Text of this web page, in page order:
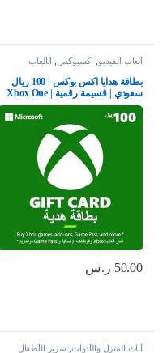
ألعاب الفيديو اكسبوكس الألعاب
بطاقة هدايا اكس بوكس | 100 ريال
سعودي | قسيمة رقمية | Xbox One
سلسلة S | X وويندوز | (كود التحميل)
– حساب المملكة العربية السعودية
50.00 ر.س
أثاث المنزل والأدوات سرير الأطفال